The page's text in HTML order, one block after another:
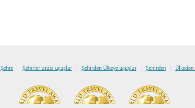
Şehre | Şehirler arası uçuşlar | Şehirden Ülkeye uçuşlar | Şehirden |